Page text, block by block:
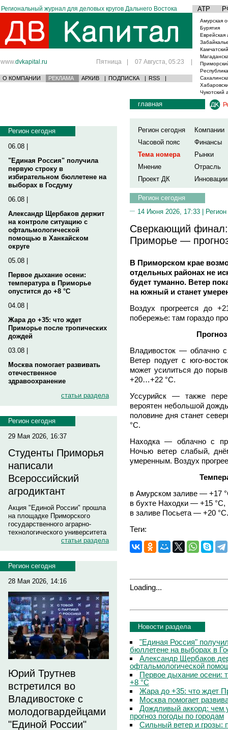
Региональный журнал для деловых кругов Дальнего Востока АТР
www.dvkapital.ru Пятница | 07 Августа, 05:23 |
О КОМПАНИИ РЕКЛАМА АРХИВ | ПОДПИСКА | RSS |
Амурская
Бурятия
Еврейская
Чукотский
Регион сегодня
06.08 |
"Единая Россия" получила
первую строку в
избирательном бюллетене на
выборах в Госдуму
06.08 |
Александр Щербаков держит
на контроле ситуацию с
офтальмологической
помощью в Ханкайском
округе
05.08 |
Первое дыхание осени:
температура в Приморье
опустится до +8 °C
04.08 |
Жара до +35: что ждет
Приморье после тропических
дождей
03.08 |
Москва помогает развивать
отечественное
здравоохранение
статьи раздела
Регион сегодня
29 Мая 2026, 16:37
Студенты Приморья
написали
Всероссийский
агродиктант
Акция "Единой России" прошла
на площадке Приморского
государственного аграрно-
технологического университета
статьи раздела
Регион сегодня
28 Мая 2026, 14:16
Юрий Трутнев
встретился во
Владивостоке с
молодогвардейцами
"Единой России"
главная
Регион сегодня
Компании
Часовой пояс
Финансы
Тема номера
Рынки
Мнение
Отрасль
Проект ДК
Инновации
Регион сегодня
14 Июня 2026, 17:33 |
Сверкающий финал:
Приморье —
В Приморском крае
отдельных районах не
будет туманно. Ветер
на южный и станет
Воздух прогреется до
побережье: там гораздо
Владивосток — облачно
Ветер подует с юго-
может усилиться до
+20…+22 °С.
Уссурийск — также
вероятен небольшой
половине дня станет
°C.
Находка — облачно с
Ночью ветер слабый,
умеренным. Воздух
в Амурском заливе — +17
в бухте Находки — +15 °C,
в заливе Посьета — +20 °C.
Теги:
Loading...
Новости раздела
"Единая Россия"
бюллетене на выборах в
Александр Щербаков
офтальмологической
Первое дыхание осени:
+8 °C
Жара до +35: что ждет
Москва помогает
Дождливый аккорд: чем
прогноз погоды по городам
Сильный ветер и грозы: